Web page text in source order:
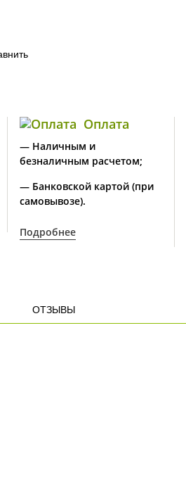
Оплата
— Наличным и
безналичным расчетом;
— Банковской картой (при
самовывозе).
Подробнее
ОТЗЫВЫ